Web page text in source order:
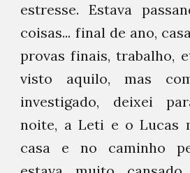
estresse. Estava
coisas... final de ano,
provas finais, trabalho,
visto aquilo, mas
investigado, deixei
noite, a Leti e o Lucas
casa e no caminho